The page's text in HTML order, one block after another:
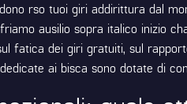
rso tuoi giri addirittura dal
ausilio sopra italico inizio
fatica dei giri gratuiti, sul
ai bisca sono dotate di